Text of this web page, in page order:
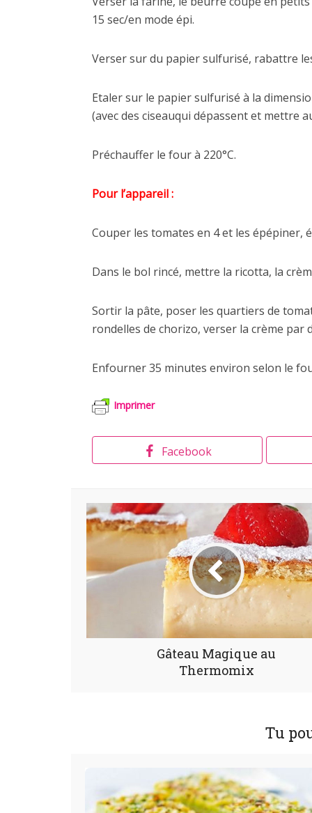
15 sec/en mode épi.
Verser sur du papier sulfurisé, rabattre
Etaler sur le papier sulfurisé à la
(avec des ciseauqui dépassent et mettre
Préchauffer le four à 220°C.
Pour l’appareil :
Couper les tomates en 4 et les épépiner,
Dans le bol rincé, mettre la ricotta, la
Sortir la pâte, poser les quartiers de
rondelles de chorizo, verser la crème par
Enfourner 35 minutes environ selon le
Imprimer
Facebook
Gâteau Magique au
Thermomix
Tu